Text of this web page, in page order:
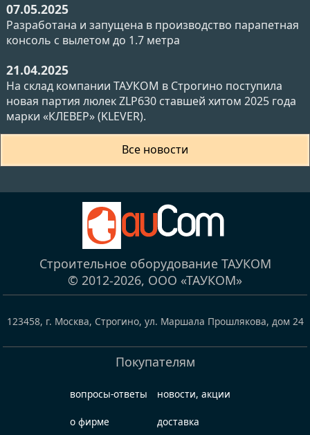
07.05.2025
Разработана и запущена в производство парапетная
консоль с вылетом до 1.7 метра
21.04.2025
На склад компании ТАУКОМ в Строгино поступила
новая партия люлек ZLP630 ставшей хитом 2025 года
марки «КЛЕВЕР» (KLEVER).
Все новости
Строительное оборудование ТАУКОМ
© 2012-2026, ООО «ТАУКОМ»
123458, г. Москва, Строгино, ул. Маршала Прошлякова, дом 24
Покупателям
вопросы-ответы
о фирме
новости, акции
доставка